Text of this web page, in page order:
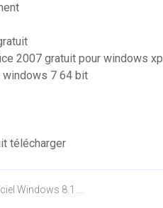
2007 gratuit pour windows xp
windows 7 64 bit
télécharger
Windows 8.1 ...